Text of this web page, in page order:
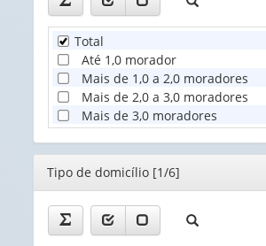
Total
Até 1,0 morador
Mais de 1,0 a 2,0 moradores
Mais de 2,0 a 3,0 moradores
Mais de 3,0 moradores
Editor
Tipo de domicílio [1/6]